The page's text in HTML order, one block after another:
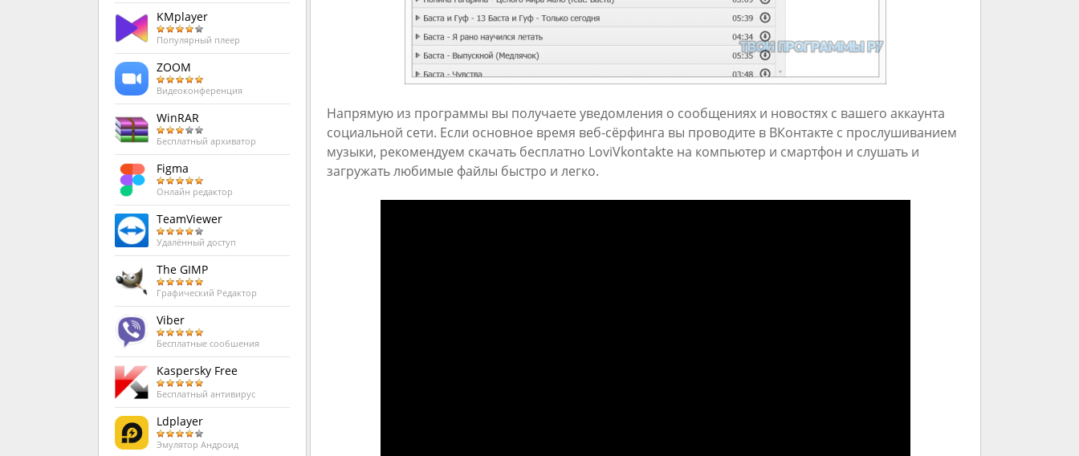
Напрямую из программы вы получаете уведомления о сообщениях и новостях с вашего аккаунта
социальной сети. Если основное время веб-сёрфинга вы проводите в ВКонтакте с прослушиванием
музыки, рекомендуем скачать бесплатно LoviVkontakte на компьютер и смартфон и слушать и
загружать любимые файлы быстро и легко.
KMplayer
Популярный плеер
ZOOM
Видеоконференция
WinRAR
Бесплатный архиватор
Figma
Онлайн редактор
TeamViewer
Удалённый доступ
The GIMP
Графический Редактор
Viber
Бесплатные сообшения
Kaspersky Free
Бесплатный антивирус
Ldplayer
Эмулятор Андроид